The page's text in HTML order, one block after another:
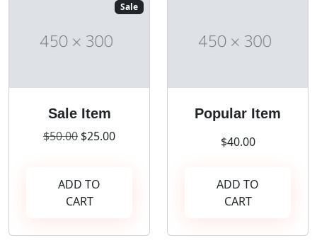
Sale
Sale Item
$50.00 $25.00
ADD TO
CART
Popular Item
$40.00
ADD TO
CART